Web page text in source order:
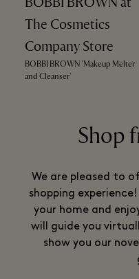
The Cosmetics
Company Store
BOBBI BROWN 'Makeup Melter
and Cleanser'
Shop
We are pleased to
shopping
your home and
will guide you
show you our